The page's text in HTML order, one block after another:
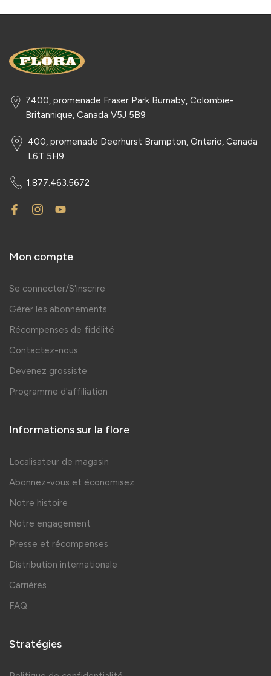
7400, promenade Fraser Park Burnaby, Colombie-
Britannique, Canada V5J 5B9
400, promenade Deerhurst Brampton, Ontario, Canada
L6T 5H9
1.877.463.5672
Mon compte
Se connecter/S'inscrire
Gérer les abonnements
Récompenses de fidélité
Contactez-nous
Devenez grossiste
Programme d'affiliation
Informations sur la flore
Localisateur de magasin
Abonnez-vous et économisez
Notre histoire
Notre engagement
Presse et récompenses
Distribution internationale
Carrières
FAQ
Stratégies